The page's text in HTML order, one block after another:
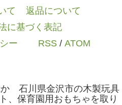
て
返品について
に基づく表記
ー
RSS/ ATOM
石川県金沢市の木製玩具
、保育園用おもちゃを取り